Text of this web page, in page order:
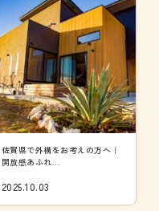
佐賀県で外構をお考えの方へ｜
開放感あふれ...
2025.10.03